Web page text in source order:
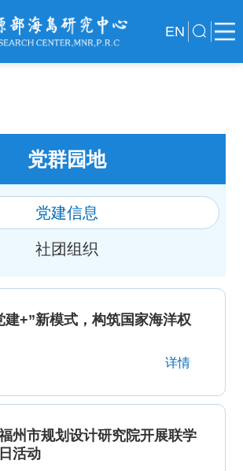
EN
党群园地
党建信息
社团组织
建+”新模式，构筑国家海洋权
详情
州市规划设计研究院开展联学
活动